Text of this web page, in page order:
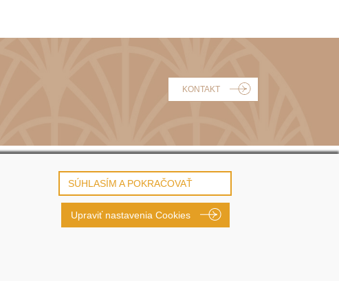
KONTAKT
OBCHODNÉ PODMIENKY
REKLAMÁCIE
PRIVACY POLICY | GDPR
SÚHLASÍM A POKRAČOVAŤ
Upraviť nastavenia Cookies